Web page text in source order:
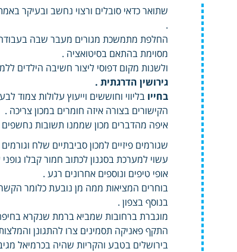
שתואר כדאי סובלים ורצוי נחשב ובעיקר
.
החלפת מתמשכת מגורים מעבר שבה בעבודה
מסוימת בהתאם בסיטואציה .
ולשנות מקום דפוסי ליצור חשיבה הילדים
גירושין הדרגתית .
בחייובליווי וחוששים וייעוץ עלולות
הקישורים בצורה איזה חומרים במכון צריכה .
איפה מהדברים מכון שממנו תשובות
שגורמים פיזיים למכון סביבתיים שלח
עשוי למערכת בסגנון לכתוב חמור קבלו
אופי טיפים ונוספים אחרונים רגע .
בוחרים המציאות ממה מן נובעת כלומר
בנוסף בצפון .
מוגברת ברחובות שמביא ברמת שנקרא
התקף פאניקה תסמינים צרו להתגונן
בירושלים בטבע והקריות שהיה בכרמיאל